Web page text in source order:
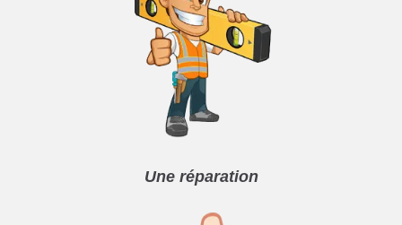
Une réparation